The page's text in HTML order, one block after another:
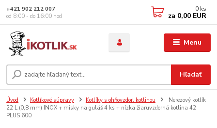
Menu
Hľadať
+421 902 212 007
od 8:00 - do 16:00 hod
0 ks
za 0,00 EUR
Úvod Kotlíkové súpravy Kotlíky s ohňovzdor. kotlinou
Nerezový kotlík
22 L (0,8 mm) INOX + misky na guláš 4 ks + nízka žiaruvzdorná kotlina 42
PLUS 600